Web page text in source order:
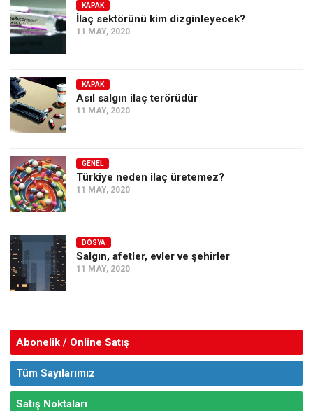
Düşünce
Dosyalar
KAPAK
İlaç sektörünü kim dizginleyecek?
11 MAY, 2020
KAPAK
Asıl salgın ilaç terörüdür
11 MAY, 2020
GENEL
Türkiye neden ilaç üretemez?
11 MAY, 2020
DOSYA
Salgın, afetler, evler ve şehirler
11 MAY, 2020
Abonelik / Online Satış
Tüm Sayılarımız
Satış Noktaları